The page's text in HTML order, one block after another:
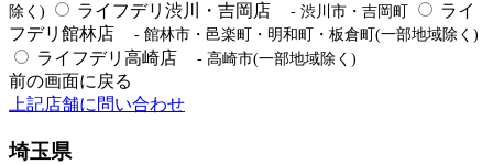
除く)
ライフデリ渋川・吉岡店 - 渋川市・吉岡町
ライ
フデリ館林店
- 館林市・邑楽町・明和町・板倉町(一部地域除く)
ライフデリ高崎店 - 高崎市(一部地域除く)
前の画面に戻る
上記店舗に問い合わせ
埼玉県